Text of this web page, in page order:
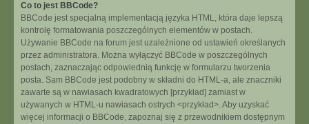
Co to jest BBCode?
BBCode jest specjalną implementacją języka HTML, która daje lepszą
kontrolę formatowania poszczególnych elementów w postach.
Używanie BBCode na forum jest uzależnione od ustawień określanych
przez administratora. Można wyłączyć BBCode w poszczególnych
postach, zaznaczając odpowiednią funkcję w formularzu tworzenia
posta. Sam BBCode jest podobny w składni do HTML-a, ale znaczniki
zawarte są w nawiasach kwadratowych [przykład] zamiast w
używanych w HTML-u nawiasach ostrych <przykład>. Aby uzyskać
więcej informacji o BBCode, zapoznaj się z przewodnikiem dostępnym